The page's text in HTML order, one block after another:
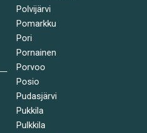
Polvijärvi
Pomarkku
Pori
Pornainen
Porvoo
Posio
Pudasjärvi
Pukkila
Pulkkila